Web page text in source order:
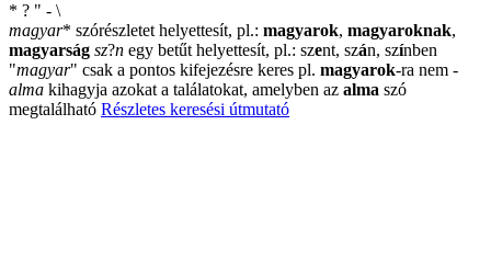
* ? " - \
magyar* szórészletet helyettesít, pl.: magyarok, magyaroknak,
magyarság sz?n egy betűt helyettesít, pl.: szent, szán, színben
"magyar" csak a pontos kifejezésre keres pl. magyarok-ra nem -
alma kihagyja azokat a találatokat, amelyben az alma szó
megtalálható Részletes keresési útmutató